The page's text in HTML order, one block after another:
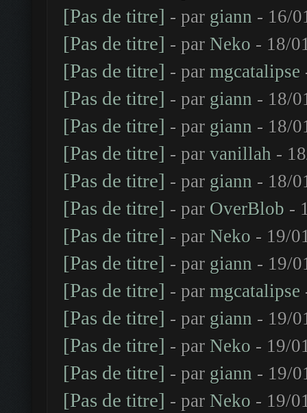
[Pas de titre] - par giann - 16/
[Pas de titre] - par Neko - 18/
[Pas de titre] - par mgcatalipse
[Pas de titre] - par giann - 18/
[Pas de titre] - par giann - 18/
[Pas de titre] - par vanillah -
[Pas de titre] - par giann - 18/
[Pas de titre] - par OverBlob -
[Pas de titre] - par Neko - 19/
[Pas de titre] - par giann - 19/
[Pas de titre] - par mgcatalipse
[Pas de titre] - par giann - 19/
[Pas de titre] - par Neko - 19/
[Pas de titre] - par giann - 19/
[Pas de titre] - par Neko - 19/